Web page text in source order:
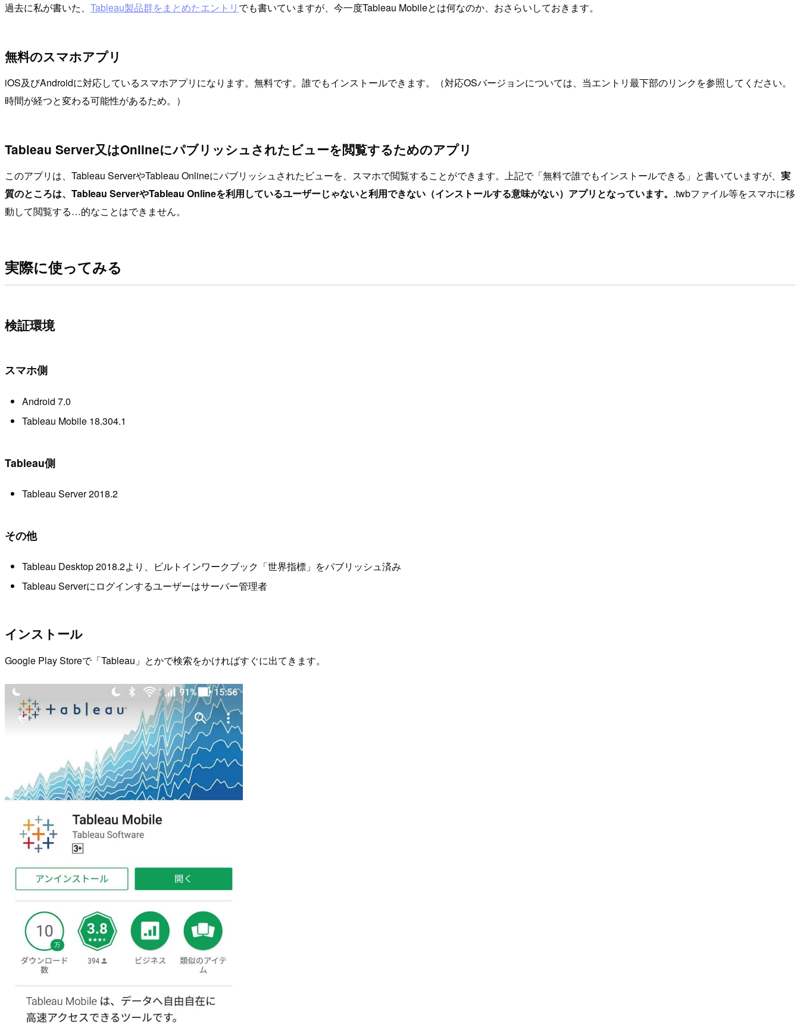
過去に私が書いた、 Tableau製品群をまとめたエントリ でも書いていますが、今一度Tableau Mobileとは何なのか、おさらいしておきます。
無料のスマホアプリ
iOS及びAndroidに対応しているスマホアプリになります。無料です。誰でもインストールできます。（対応OSバージョンについては、当エントリ最下部のリンクを参照してください。
時間が経つと変わる可能性があるため。）
Tableau Server又はOnlineにパブリッシュされたビューを閲覧するためのアプリ
このアプリは、Tableau ServerやTableau Onlineにパブリッシュされたビューを、スマホで閲覧することができます。上記で「無料で誰でもインストールできる」と書いていますが、 実
質のところは、Tableau ServerやTableau Onlineを利用しているユーザーじゃないと利用できない（インストールする意味がない）アプリとなっています。 .twbファイル等をスマホに移
動して閲覧する…的なことはできません。
実際に使ってみる
検証環境
スマホ側
Android 7.0
Tableau Mobile 18.304.1
Tableau側
Tableau Server 2018.2
その他
Tableau Desktop 2018.2より、ビルトインワークブック「世界指標」をパブリッシュ済み
Tableau Serverにログインするユーザーはサーバー管理者
インストール
Google Play Storeで「Tableau」とかで検索をかければすぐに出てきます。